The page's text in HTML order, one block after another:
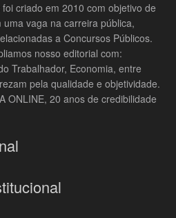
foi criado em 2010 com objetivo de
vaga na carreira pública,
a Concursos Públicos.
nosso editorial com:
Trabalhador, Economia, entre
pela qualidade e objetividade.
ONLINE, 20 anos de credibilidade